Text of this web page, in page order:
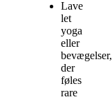
Lave
let
yoga
eller
bevægelser,
der
føles
rare